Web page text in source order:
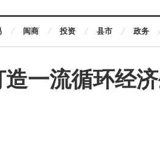
闽商 投资 县市 政务
一流循环经